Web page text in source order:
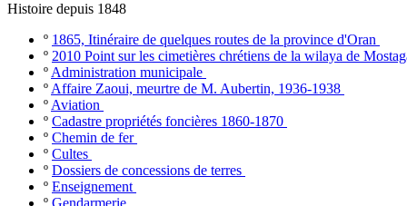
Histoire depuis 1848
º 1865, Itinéraire de quelques routes de la province d'Oran
º 2010 Point sur les cimetières chrétiens de la wilaya de
º Administration municipale
º Affaire Zaoui, meurtre de M. Aubertin, 1936-1938
º Aviation
º Cadastre propriétés foncières 1860-1870
º Chemin de fer
º Cultes
º Dossiers de concessions de terres
º Enseignement
º Gendarmerie